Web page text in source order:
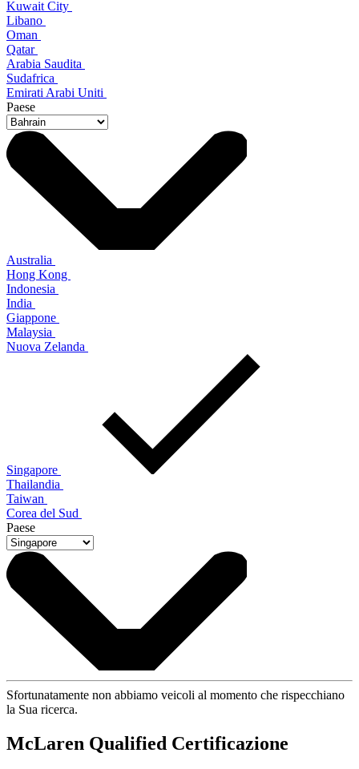
Kuwait City
Libano
Oman
Qatar
Arabia Saudita
Sudafrica
Emirati Arabi Uniti
Paese
Australia
Hong Kong
Indonesia
India
Giappone
Malaysia
Nuova Zelanda
Singapore
Thailandia
Taiwan
Corea del Sud
Paese
Sfortunatamente non abbiamo veicoli al momento che rispecchiano
la Sua ricerca.
McLaren Qualified Certificazione